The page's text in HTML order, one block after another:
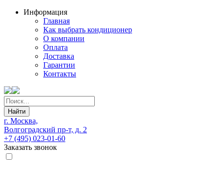
Информация
Главная
Как выбрать кондиционер
О компании
Оплата
Доставка
Гарантии
Контакты
Найти
г. Москва,
Волгоградский пр-т, д. 2
+7 (495) 023-01-60
Заказать звонок